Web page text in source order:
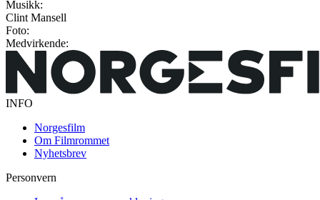
Musikk:
Clint Mansell
Foto:
Medvirkende:
INFO
Norgesfilm
Om Filmrommet
Nyhetsbrev
Personvern